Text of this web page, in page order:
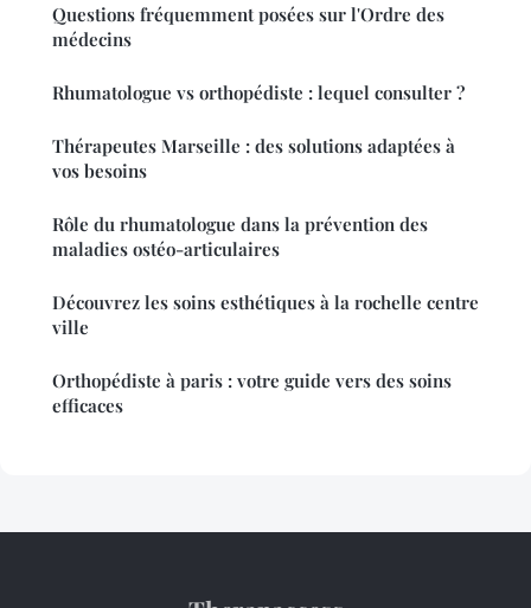
Questions fréquemment posées sur l'Ordre des
médecins
Rhumatologue vs orthopédiste : lequel consulter ?
Thérapeutes Marseille : des solutions adaptées à
vos besoins
Rôle du rhumatologue dans la prévention des
maladies ostéo-articulaires
Découvrez les soins esthétiques à la rochelle centre
ville
Orthopédiste à paris : votre guide vers des soins
efficaces